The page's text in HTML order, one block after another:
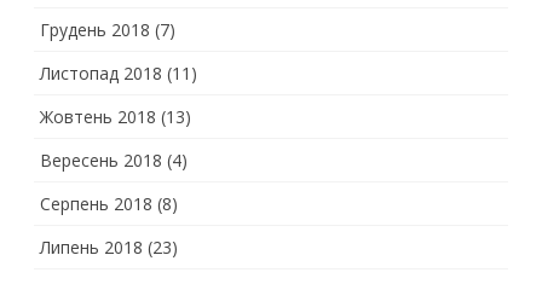
Грудень 2018 (7)
Листопад 2018 (11)
Жовтень 2018 (13)
Вересень 2018 (4)
Серпень 2018 (8)
Липень 2018 (23)